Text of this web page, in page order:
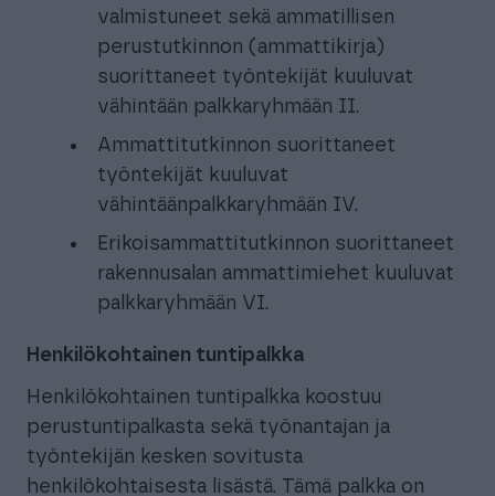
valmistuneet sekä ammatillisen
perustutkinnon (ammattikirja)
suorittaneet työntekijät kuuluvat
vähintään palkkaryhmään II.
Ammattitutkinnon suorittaneet
työntekijät kuuluvat
vähintäänpalkkaryhmään IV.
Erikoisammattitutkinnon suorittaneet
rakennusalan ammattimiehet kuuluvat
palkkaryhmään VI.
Henkilökohtainen tuntipalkka
Henkilökohtainen tuntipalkka koostuu
perustuntipalkasta sekä työnantajan ja
työntekijän kesken sovitusta
henkilökohtaisesta lisästä. Tämä palkka on